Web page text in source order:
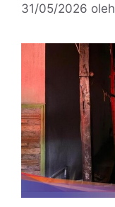
31/05/2026 oleh